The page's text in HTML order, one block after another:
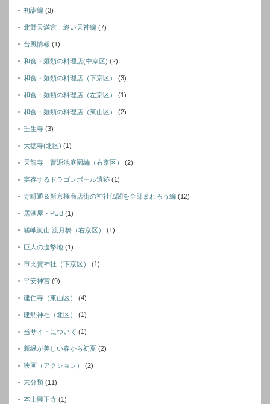
初詣編 (3)
北野天満宮 終い天神編 (7)
台風情報 (1)
和食・麺類の料理店(中京区) (2)
和食・麺類の料理店（下京区） (3)
和食・麺類の料理店（左京区） (1)
和食・麺類の料理店（東山区） (2)
壬生寺 (3)
大徳寺(北区) (1)
天龍寺 曹源池庭園編（右京区） (2)
実存するドラゴンボール遺跡 (1)
寺町通＆新京極商店街の神社仏閣を全部まわろう編 (12)
居酒屋・PUB (1)
嵯峨嵐山 渡月橋（右京区） (1)
巨人の進撃地 (1)
市比賣神社（下京区） (1)
平安神宮 (9)
建仁寺（東山区） (4)
建勲神社（北区） (1)
当サイトについて (1)
新緑が美しい春から初夏 (2)
映画（アクション） (2)
未分類 (11)
本山興正寺 (1)